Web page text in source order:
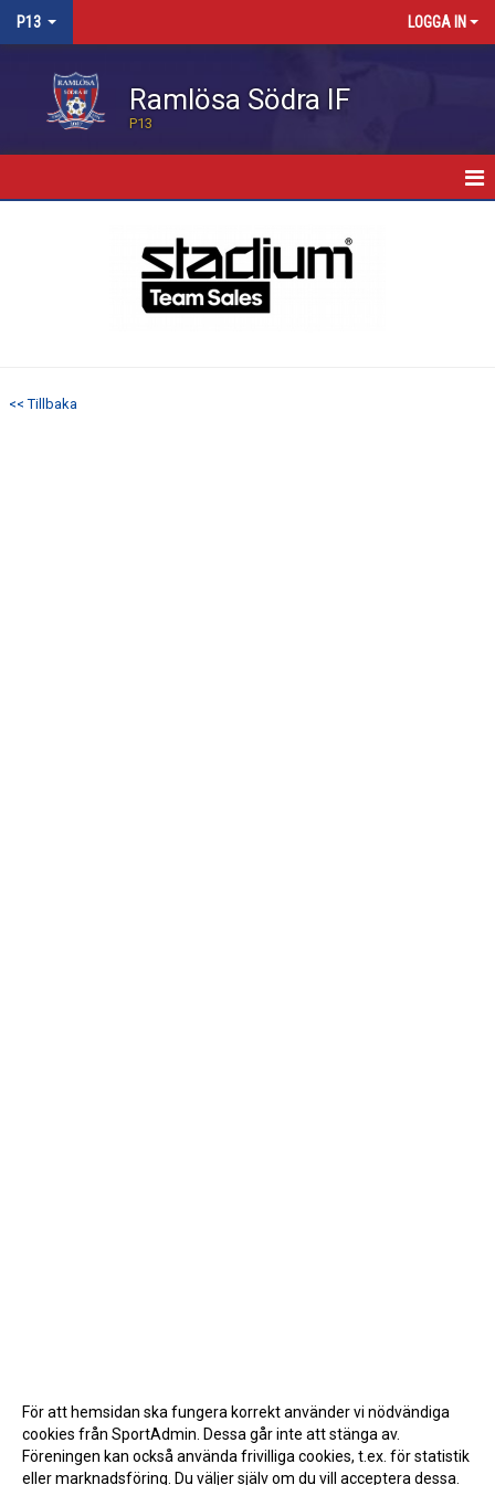
P13 LOGGA IN
Ramlösa Södra IF
P13
KONTAKT
<< Tillbaka
För att hemsidan ska fungera korrekt använder vi nödvändiga
cookies från SportAdmin. Dessa går inte att stänga av.
Föreningen kan också använda frivilliga cookies, t.ex. för statistik
eller marknadsföring. Du väljer själv om du vill acceptera dessa.